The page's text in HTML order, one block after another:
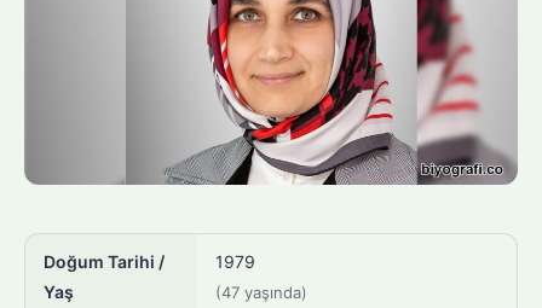
Doğum Tarihi /
Yaş
1979
(47 yaşında)